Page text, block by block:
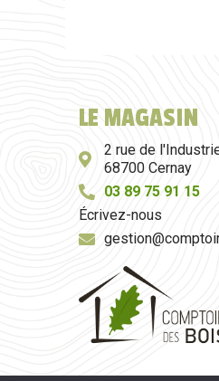
LE MAGASIN
2 rue de
68700 Cernay
03 89 75 91 15
Écrivez-nous